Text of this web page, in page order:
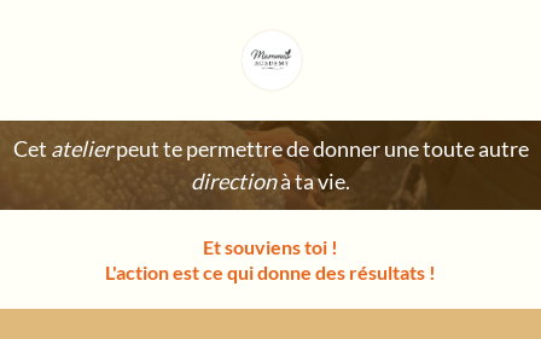
Cet atelierpeut te permettre de donner une toute autre
directionà ta vie.
Et souviens toi !
L'action est ce qui donne des résultats !